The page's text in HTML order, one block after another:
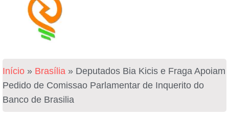
Início » Brasília » Deputados Bia Kicis e Fraga Apoiam
Pedido de Comissao Parlamentar de Inquerito do
Banco de Brasilia